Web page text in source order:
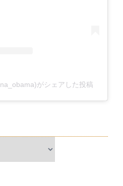
がシェアした投稿